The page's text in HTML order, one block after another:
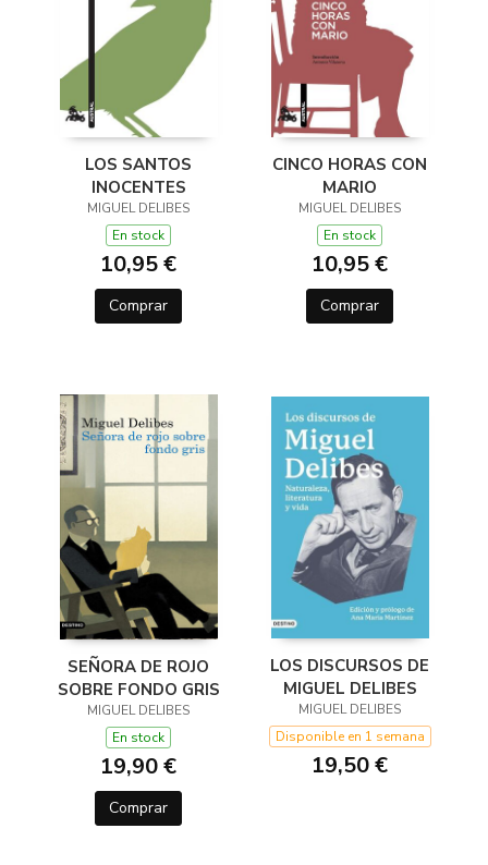
LOS SANTOS
INOCENTES
MIGUEL DELIBES
En stock
10,95 €
Comprar
CINCO HORAS CON
MARIO
MIGUEL DELIBES
En stock
10,95 €
Comprar
SEÑORA DE ROJO
SOBRE FONDO GRIS
MIGUEL DELIBES
En stock
19,90 €
Comprar
LOS DISCURSOS DE
MIGUEL DELIBES
MIGUEL DELIBES
Disponible en 1 semana
19,50 €